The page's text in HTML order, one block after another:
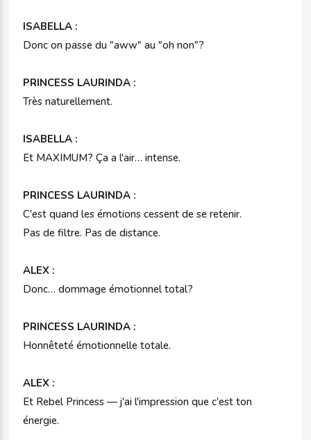
ISABELLA :
Donc on passe du "aww" au "oh non"?
PRINCESS LAURINDA :
Très naturellement.
ISABELLA :
Et MAXIMUM? Ça a l'air… intense.
PRINCESS LAURINDA :
C'est quand les émotions cessent de se retenir.
Pas de filtre. Pas de distance.
ALEX :
Donc… dommage émotionnel total?
PRINCESS LAURINDA :
Honnêteté émotionnelle totale.
ALEX :
Et Rebel Princess — j'ai l'impression que c'est ton
énergie.